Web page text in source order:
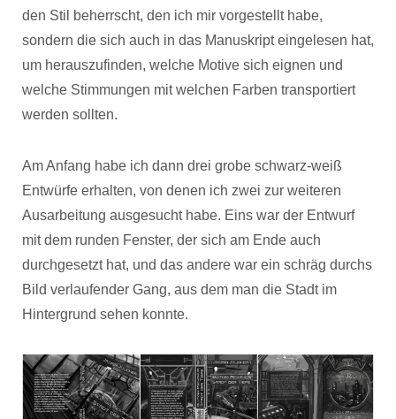
den Stil beherrscht, den ich mir vorgestellt habe,
sondern die sich auch in das Manuskript eingelesen hat,
um herauszufinden, welche Motive sich eignen und
welche Stimmungen mit welchen Farben transportiert
werden sollten.
Am Anfang habe ich dann drei grobe schwarz-weiß
Entwürfe erhalten, von denen ich zwei zur weiteren
Ausarbeitung ausgesucht habe. Eins war der Entwurf
mit dem runden Fenster, der sich am Ende auch
durchgesetzt hat, und das andere war ein schräg durchs
Bild verlaufender Gang, aus dem man die Stadt im
Hintergrund sehen konnte.